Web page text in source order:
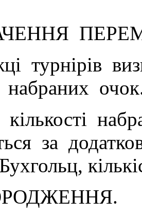
турнірів
набраних
кількості
за